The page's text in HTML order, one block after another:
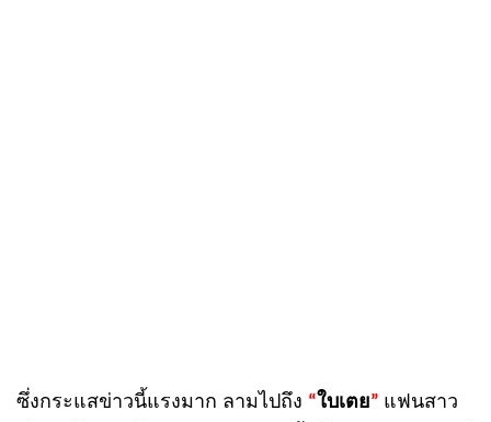
ซึ่งกระแสข่าวนี้แรงมาก ลามไปถึง “ใบเตย” แฟนสาว